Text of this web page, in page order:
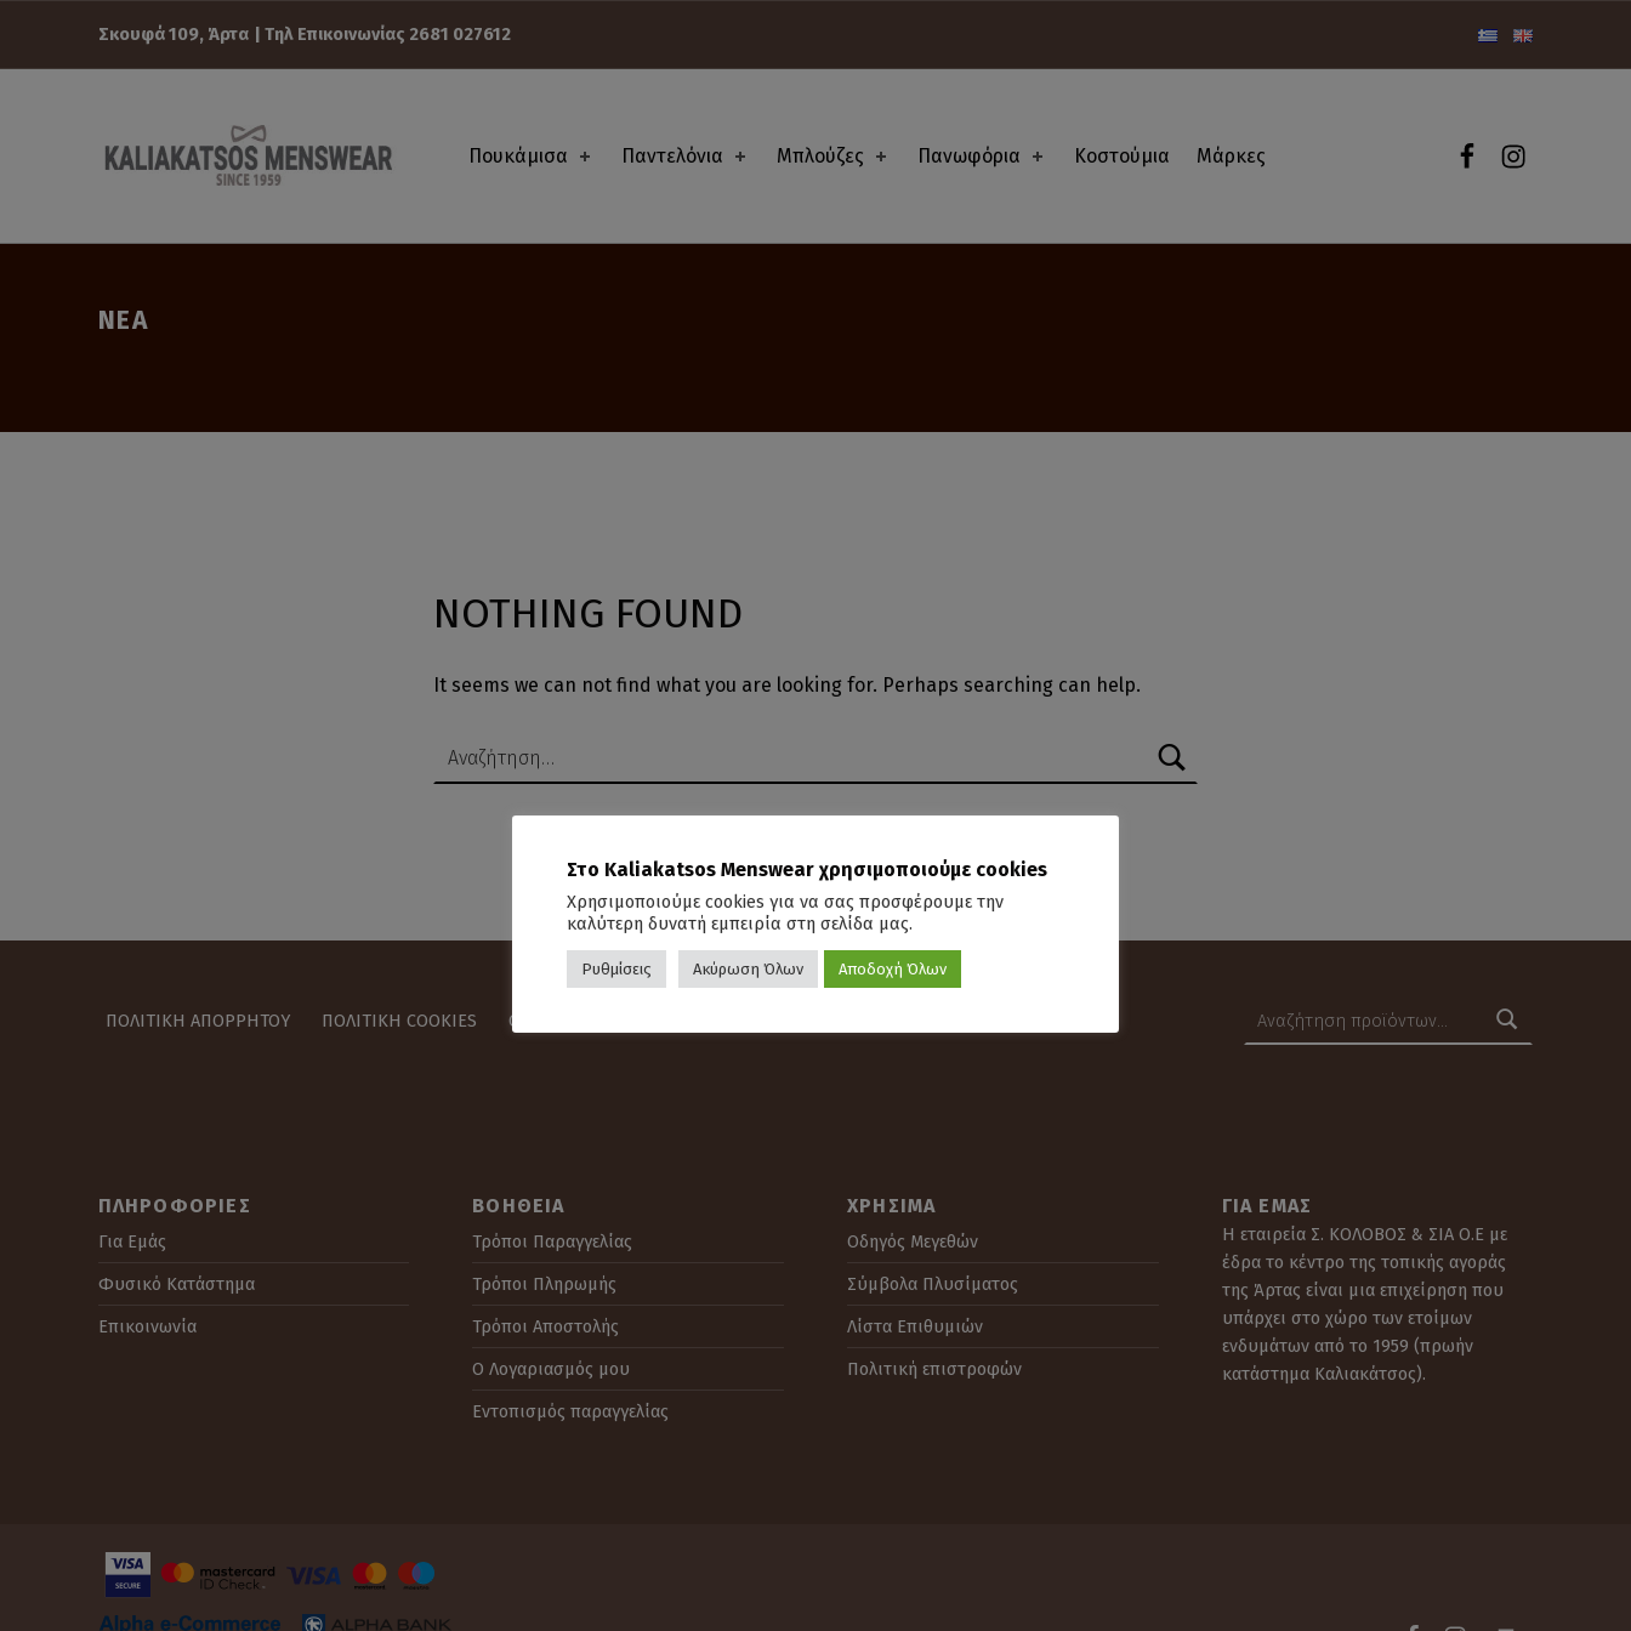
Πουκάμισα Παντελόνια Μπλούζες Πανωφόρια Κοστούμια Μάρκες
Σκουφά 109, Άρτα | Τηλ Επικοινωνίας 2681 027612
ΝΈΑ
NOTHING FOUND
It seems we can not find what you are looking for. Perhaps searching can help.
ΠΟΛΙΤΙΚΉ ΑΠΟΡΡΉΤΟΥ ΠΟΛΙΤΙΚΉ COOKIES ΌΡΟΙ ΚΑΙ ΠΡΟΫΠΟΘΈΣΕΙΣ
ΠΛΗΡΟΦΟΡΊΕΣ
Για Εμάς
Φυσικό Κατάστημα
Επικοινωνία
ΒΟΉΘΕΙΑ
Τρόποι Παραγγελίας
Τρόποι Πληρωμής
Τρόποι Αποστολής
Ο Λογαριασμός μου
Εντοπισμός παραγγελίας
ΧΡΉΣΙΜΑ
Οδηγός Μεγεθών
Σύμβολα Πλυσίματος
Λίστα Επιθυμιών
Πολιτική επιστροφών
ΓΙΑ ΕΜΆΣ
Η εταιρεία Σ. ΚΟΛΟΒΟΣ & ΣΙΑ Ο.Ε με
έδρα το κέντρο της τοπικής αγοράς
της Άρτας είναι μια επιχείρηση που
υπάρχει στο χώρο των ετοίμων
ενδυμάτων από το 1959 (πρωήν
κατάστημα Καλιακάτσος).
WebMan Design on FacebookWebMan Design on Instagram
Στο Kaliakatsos Menswear χρησιμοποιούμε cookies
Χρησιμοποιούμε cookies για να σας προσφέρουμε την
καλύτερη δυνατή εμπειρία στη σελίδα μας.
Ρυθμίσεις Ακύρωση Όλων Αποδοχή Όλων